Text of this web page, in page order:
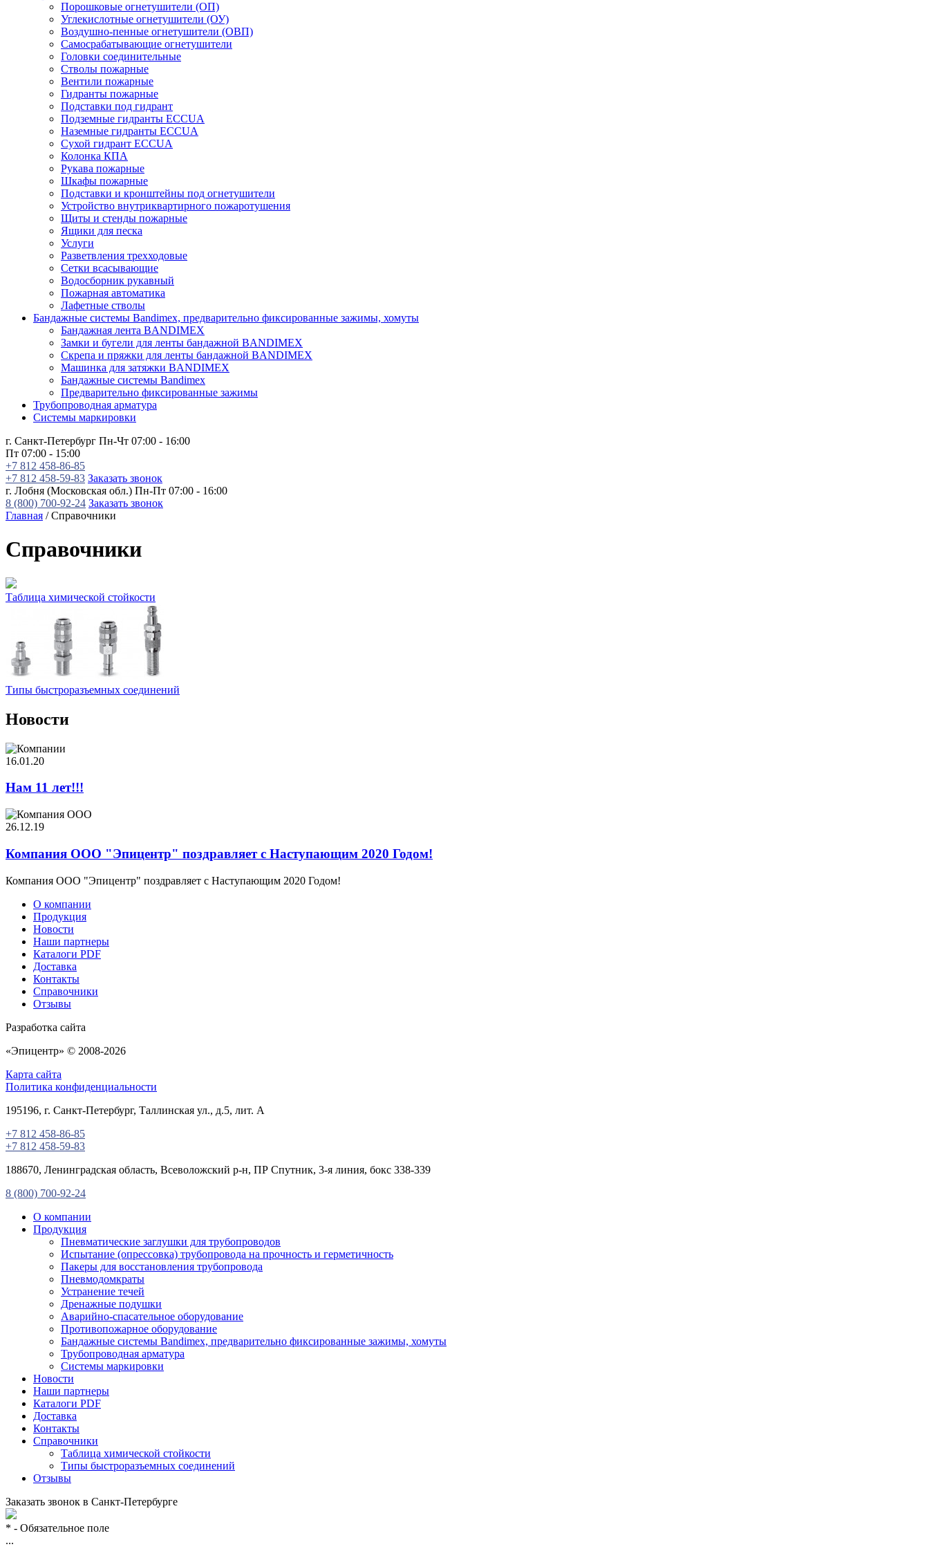
Порошковые огнетушители (ОП)
Углекислотные огнетушители (ОУ)
Воздушно-пенные огнетушители (ОВП)
Самосрабатывающие огнетушители
Головки соединительные
Стволы пожарные
Вентили пожарные
Гидранты пожарные
Подставки под гидрант
Подземные гидранты ECCUA
Наземные гидранты ECCUA
Сухой гидрант ECCUA
Колонка КПА
Рукава пожарные
Шкафы пожарные
Подставки и кронштейны под огнетушители
Устройство внутриквартирного пожаротушения
Щиты и стенды пожарные
Ящики для песка
Услуги
Разветвления трехходовые
Сетки всасывающие
Водосборник рукавный
Пожарная автоматика
Лафетные стволы
Бандажные системы Bandimex, предварительно фиксированные зажимы, хомуты
Бандажная лента BANDIMEX
Замки и бугели для ленты бандажной BANDIMEX
Скрепа и пряжки для ленты бандажной BANDIMEX
Машинка для затяжки BANDIMEX
Бандажные системы Bandimex
Предварительно фиксированные зажимы
Трубопроводная арматура
Системы маркировки
г. Санкт-Петербург Пн-Чт 07:00 - 16:00
Пт 07:00 - 15:00
+7 812 458-86-85
+7 812 458-59-83 Заказать звонок
г. Лобня (Московская обл.) Пн-Пт 07:00 - 16:00
8 (800) 700-92-24 Заказать звонок
Главная / Справочники
Справочники
Таблица химической стойкости
Типы быстроразъемных соединений
Новости
16.01.20
Нам 11 лет!!!
26.12.19
Компания ООО "Эпицентр" поздравляет с Наступающим 2020 Годом!
Компания ООО "Эпицентр" поздравляет с Наступающим 2020 Годом!
О компании
Продукция
Новости
Наши партнеры
Каталоги PDF
Доставка
Контакты
Справочники
Отзывы
Разработка сайта
«Эпицентр» © 2008-2026
Карта сайта
Политика конфиденциальности
195196, г. Санкт-Петербург, Таллинская ул., д.5, лит. А
+7 812 458-86-85
+7 812 458-59-83
188670, Ленинградская область, Всеволожский р-н, ПР Спутник, 3-я линия, бокс 338-339
8 (800) 700-92-24
О компании
Продукция
Пневматические заглушки для трубопроводов
Испытание (опрессовка) трубопровода на прочность и герметичность
Пакеры для восстановления трубопровода
Пневмодомкраты
Устранение течей
Дренажные подушки
Аварийно-спасательное оборудование
Противопожарное оборудование
Бандажные системы Bandimex, предварительно фиксированные зажимы, хомуты
Трубопроводная арматура
Системы маркировки
Новости
Наши партнеры
Каталоги PDF
Доставка
Контакты
Справочники
Таблица химической стойкости
Типы быстроразъемных соединений
Отзывы
Заказать звонок в Санкт-Петербурге
* - Обязательное поле
...